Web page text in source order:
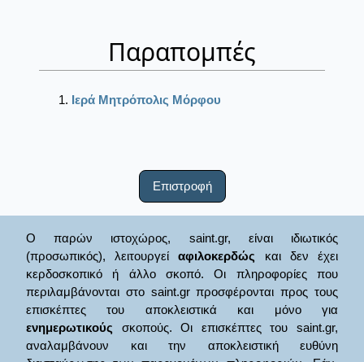
Παραπομπές
Ιερά Μητρόπολις Μόρφου
Επιστροφή
Ο παρών ιστοχώρος, saint.gr, είναι ιδιωτικός
(προσωπικός), λειτουργείαφιλοκερδώς και δεν έχει
κερδοσκοπικό ή άλλο σκοπό. Οι πληροφορίες που
περιλαμβάνονται στο saint.gr προσφέρονται προς τους
επισκέπτες του αποκλειστικά και μόνο για
ενημερωτικούς σκοπούς. Οι επισκέπτες του saint.gr,
αναλαμβάνουν και την αποκλειστική ευθύνη